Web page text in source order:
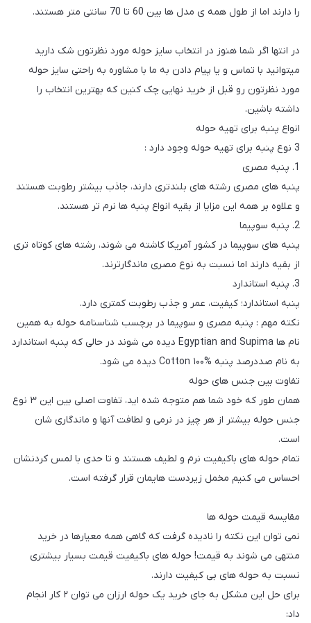
را دارند اما از طول همه ی مدل ها بین 60 تا 70 سانتی متر هستند.
در انتها اگر شما هنوز در انتخاب سایز حوله مورد نظرتون شک دارید
میتوانید با تماس و یا پیام دادن به ما با مشاوره به راحتی سایز حوله
مورد نظرتون رو قبل از خرید نهایی چک کنین که بهترین انتخاب را
داشته باشین.
انواع پنبه برای تهیه حوله
3 نوع پنبه برای تهیه حوله وجود دارد :
1. پنبه مصری
پنبه های مصری رشته های بلندتری دارند، جاذب بیشتر رطوبت هستند
و علاوه بر همه این مزایا از بقیه انواع پنبه ها نرم تر هستند.
2. پنبه سوپیما
پنبه های سوپیما در کشور آمریکا کاشته می شوند، رشته های کوتاه تری
از بقیه دارند اما نسبت به نوع مصری ماندگارترند.
3. پنبه استاندارد
پنبه استاندارد؛ کیفیت، عمر و جذب رطوبت کمتری دارد.
نکته مهم : پنبه مصری و سوپیما در برچسب شناسنامه حوله به همین
نام ها Egyptian and Supima دیده می شوند در حالی که پنبه استاندارد
به نام صددرصد پنبه %Cotton ۱۰۰ دیده می شود.
تفاوت بین جنس های حوله
همان طور که خود شما هم متوجه شده اید، تفاوت اصلی بین این ۳ نوع
جنس حوله بیشتر از هر چیز در نرمی و لطافت آنها و ماندگاری شان
است.
تمام حوله های باکیفیت نرم و لطیف هستند و تا حدی با لمس کردنشان
احساس می کنیم مخمل زیردست هایمان قرار گرفته است.
مقایسه قیمت حوله ها
نمی توان این نکته را نادیده گرفت که گاهی همه معیارها در خرید
منتهی می شوند به قیمت! حوله های باکیفیت قیمت بسیار بیشتری
نسبت به حوله های بی کیفیت دارند.
برای حل این مشکل به جای خرید یک حوله ارزان می توان ۲ کار انجام
داد: